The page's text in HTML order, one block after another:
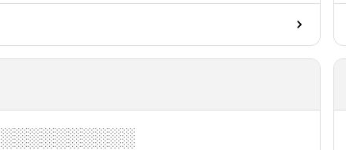
░░░░░░░░░░